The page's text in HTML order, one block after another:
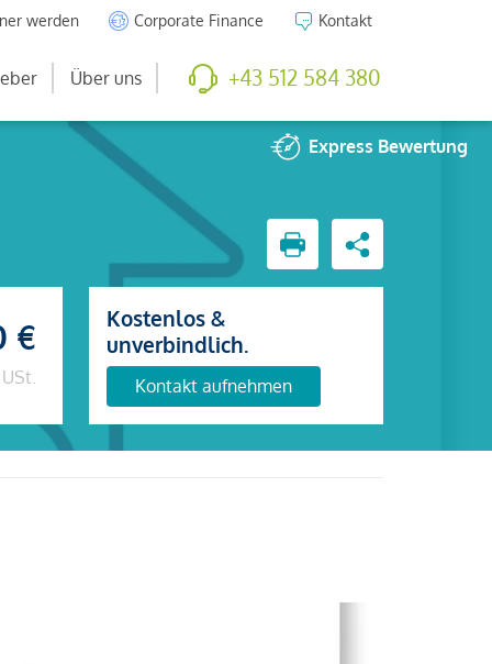
werden Corporate Finance Kontakt
Über uns +43 512 584 380
Express Bewertung
€
Kostenlos &
unverbindlich.
Kontakt aufnehmen